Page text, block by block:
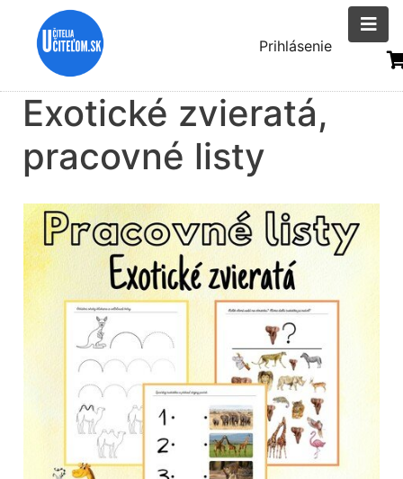
Menu
účtu
Prihlásenie
Exotické zvieratá,
pracovné listy